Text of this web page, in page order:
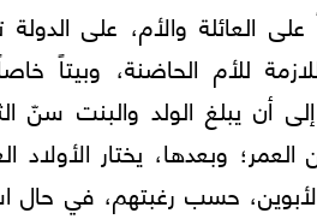
العائلة والأم، على الدولة
للأم الحاضنة، وبيتاً
إلى أن يبلغ الولد والبنت سنّ
وبعدها، يختار الأولاد
حسب رغبتهم، في حال